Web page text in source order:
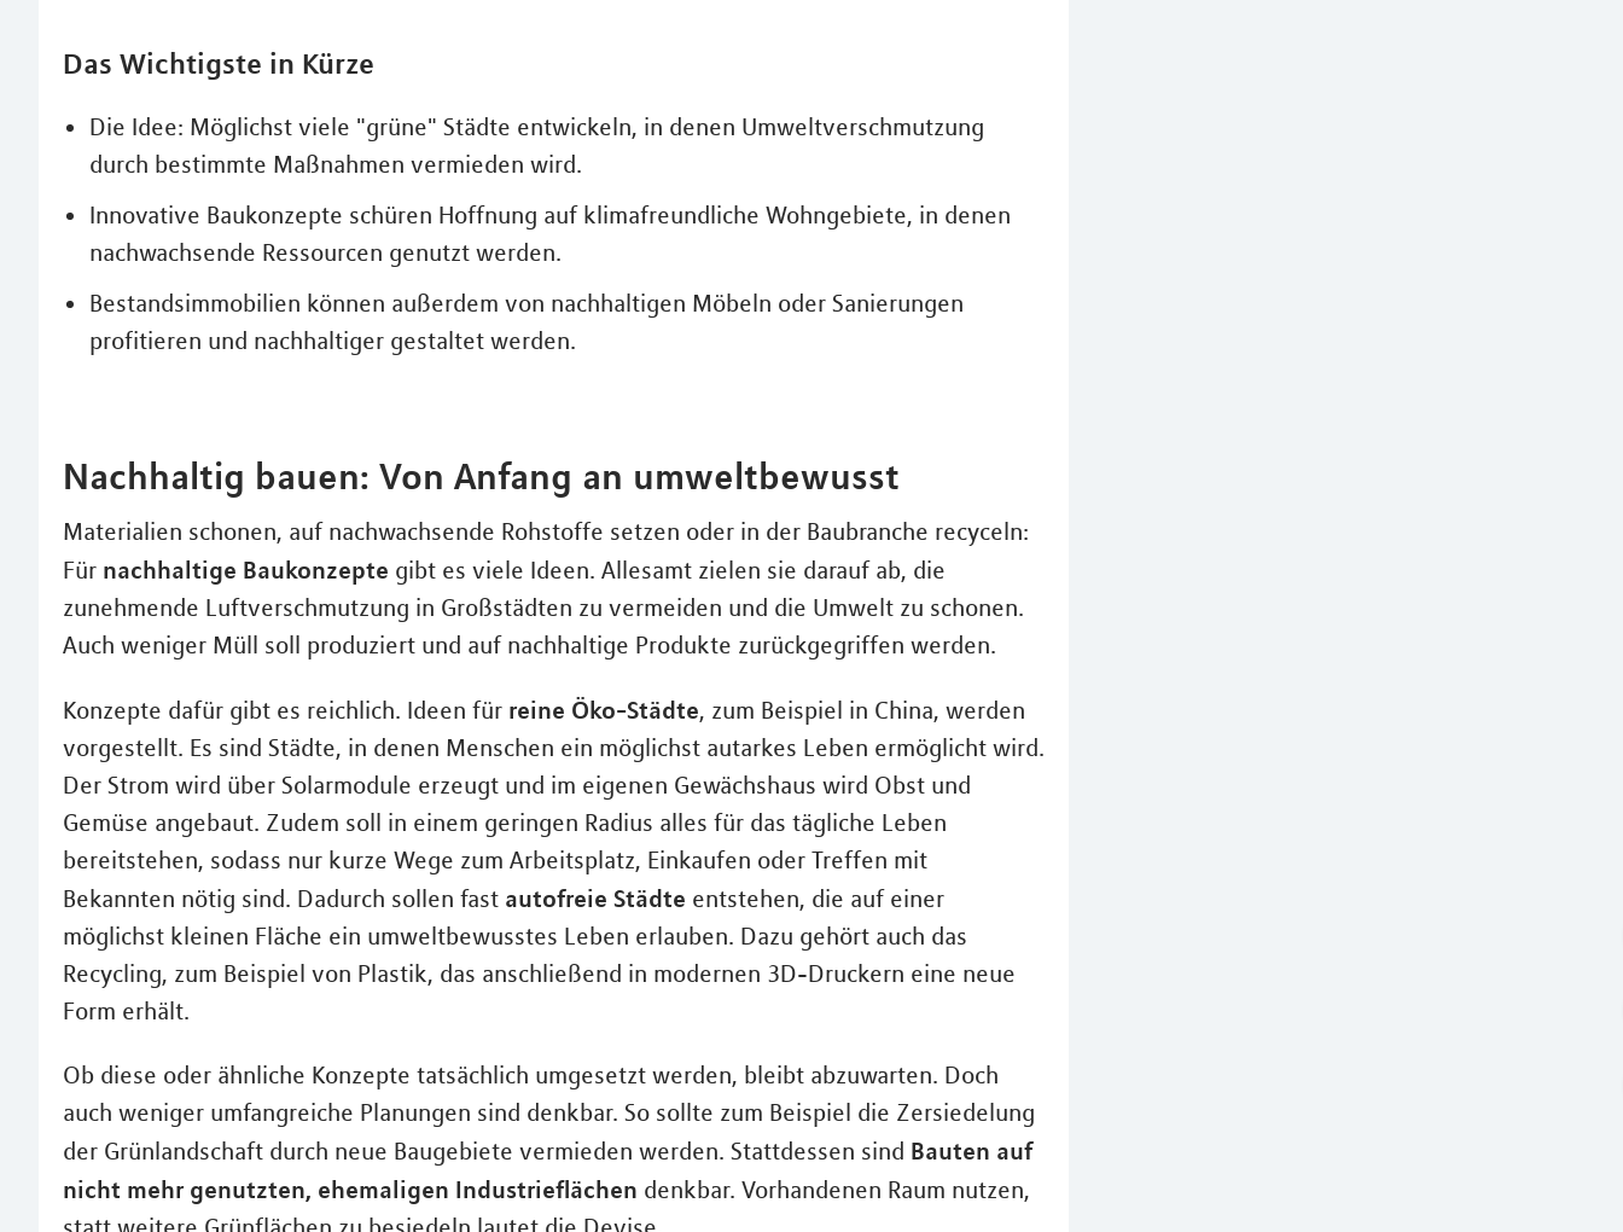
Das Wichtigste in Kürze
Die Idee: Möglichst viele "grüne" Städte entwickeln, in denen Umweltverschmutzung
durch bestimmte Maßnahmen vermieden wird.
Innovative Baukonzepte schüren Hoffnung auf klimafreundliche Wohngebiete, in denen
nachwachsende Ressourcen genutzt werden.
Bestandsimmobilien können außerdem von nachhaltigen Möbeln oder Sanierungen
profitieren und nachhaltiger gestaltet werden.
Nachhaltig bauen: Von Anfang an umweltbewusst
Materialien schonen, auf nachwachsende Rohstoffe setzen oder in der Baubranche recyceln:
Für nachhaltige Baukonzepte gibt es viele Ideen. Allesamt zielen sie darauf ab, die
zunehmende Luftverschmutzung in Großstädten zu vermeiden und die Umwelt zu schonen.
Auch weniger Müll soll produziert und auf nachhaltige Produkte zurückgegriffen werden.
Konzepte dafür gibt es reichlich. Ideen für reine Öko-Städte, zum Beispiel in China, werden
vorgestellt. Es sind Städte, in denen Menschen ein möglichst autarkes Leben ermöglicht wird.
Der Strom wird über Solarmodule erzeugt und im eigenen Gewächshaus wird Obst und
Gemüse angebaut. Zudem soll in einem geringen Radius alles für das tägliche Leben
bereitstehen, sodass nur kurze Wege zum Arbeitsplatz, Einkaufen oder Treffen mit
Bekannten nötig sind. Dadurch sollen fast autofreie Städte entstehen, die auf einer
möglichst kleinen Fläche ein umweltbewusstes Leben erlauben. Dazu gehört auch das
Recycling, zum Beispiel von Plastik, das anschließend in modernen 3D-Druckern eine neue
Form erhält.
Ob diese oder ähnliche Konzepte tatsächlich umgesetzt werden, bleibt abzuwarten. Doch
auch weniger umfangreiche Planungen sind denkbar. So sollte zum Beispiel die Zersiedelung
der Grünlandschaft durch neue Baugebiete vermieden werden. Stattdessen sind Bauten auf
nicht mehr genutzten, ehemaligen Industrieflächen denkbar. Vorhandenen Raum nutzen,